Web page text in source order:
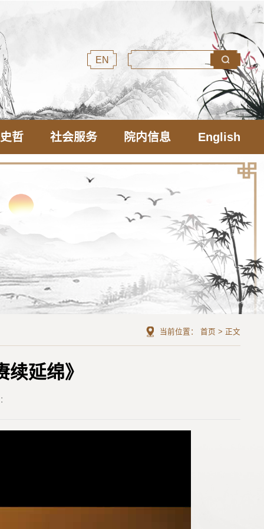
EN
哲 社会服务 院内信息 English
当前位置： 首页 > 正文
延绵》